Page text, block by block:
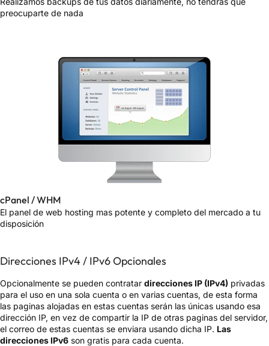
preocuparte de nada
cPanel / WHM
El panel de web hosting mas potente y completo del mercado a tu
disposición
Direcciones IPv4 / IPv6 Opcionales
Opcionalmente se pueden contratar direcciones IP (IPv4) privadas
para el uso en una sola cuenta o en varias cuentas, de esta forma
las paginas alojadas en estas cuentas serán las únicas usando esa
dirección IP, en vez de compartir la IP de otras paginas del servidor,
el correo de estas cuentas se enviara usando dicha IP. Las
direcciones IPv6 son gratis para cada cuenta.